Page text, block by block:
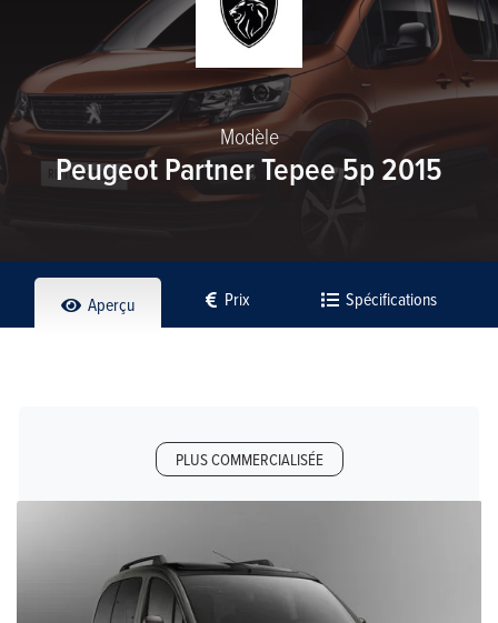
Modèle
Peugeot Partner Tepee 5p 2015
Aperçu Prix Spécifications
PLUS COMMERCIALISÉE